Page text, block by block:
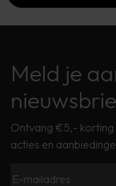
Meld je
Ontvang €5,- korting
acties en